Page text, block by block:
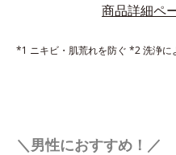
商品詳細ペ
*1 ニキビ・肌荒れを防ぐ *2 洗浄に
＼男性におすすめ！／